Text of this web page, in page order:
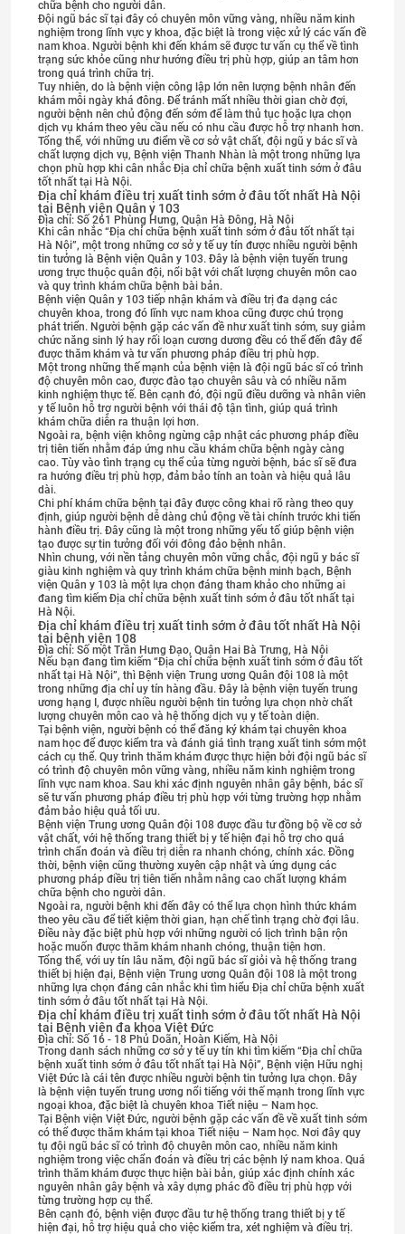
chữa bệnh cho người dân.
Đội ngũ bác sĩ tại đây có chuyên môn vững vàng, nhiều năm kinh
nghiệm trong lĩnh vực y khoa, đặc biệt là trong việc xử lý các vấn đề
nam khoa. Người bệnh khi đến khám sẽ được tư vấn cụ thể về tình
trạng sức khỏe cũng như hướng điều trị phù hợp, giúp an tâm hơn
trong quá trình chữa trị.
Tuy nhiên, do là bệnh viện công lập lớn nên lượng bệnh nhân đến
khám mỗi ngày khá đông. Để tránh mất nhiều thời gian chờ đợi,
người bệnh nên chủ động đến sớm để làm thủ tục hoặc lựa chọn
dịch vụ khám theo yêu cầu nếu có nhu cầu được hỗ trợ nhanh hơn.
Tổng thể, với những ưu điểm về cơ sở vật chất, đội ngũ y bác sĩ và
chất lượng dịch vụ, Bệnh viện Thanh Nhàn là một trong những lựa
chọn phù hợp khi cân nhắc Địa chỉ chữa bệnh xuất tinh sớm ở đâu
tốt nhất tại Hà Nội.
Địa chỉ khám điều trị xuất tinh sớm ở đâu tốt nhất Hà Nội
tại Bệnh viện Quân y 103
Địa chỉ: Số 261 Phùng Hưng, Quận Hà Đông, Hà Nội
Khi cân nhắc “Địa chỉ chữa bệnh xuất tinh sớm ở đâu tốt nhất tại
Hà Nội”, một trong những cơ sở y tế uy tín được nhiều người bệnh
tin tưởng là Bệnh viện Quân y 103. Đây là bệnh viện tuyến trung
ương trực thuộc quân đội, nổi bật với chất lượng chuyên môn cao
và quy trình khám chữa bệnh bài bản.
Bệnh viện Quân y 103 tiếp nhận khám và điều trị đa dạng các
chuyên khoa, trong đó lĩnh vực nam khoa cũng được chú trọng
phát triển. Người bệnh gặp các vấn đề như xuất tinh sớm, suy giảm
chức năng sinh lý hay rối loạn cương dương đều có thể đến đây để
được thăm khám và tư vấn phương pháp điều trị phù hợp.
Một trong những thế mạnh của bệnh viện là đội ngũ bác sĩ có trình
độ chuyên môn cao, được đào tạo chuyên sâu và có nhiều năm
kinh nghiệm thực tế. Bên cạnh đó, đội ngũ điều dưỡng và nhân viên
y tế luôn hỗ trợ người bệnh với thái độ tận tình, giúp quá trình
khám chữa diễn ra thuận lợi hơn.
Ngoài ra, bệnh viện không ngừng cập nhật các phương pháp điều
trị tiên tiến nhằm đáp ứng nhu cầu khám chữa bệnh ngày càng
cao. Tùy vào tình trạng cụ thể của từng người bệnh, bác sĩ sẽ đưa
ra hướng điều trị phù hợp, đảm bảo tính an toàn và hiệu quả lâu
dài.
Chi phí khám chữa bệnh tại đây được công khai rõ ràng theo quy
định, giúp người bệnh dễ dàng chủ động về tài chính trước khi tiến
hành điều trị. Đây cũng là một trong những yếu tố giúp bệnh viện
tạo được sự tin tưởng đối với đông đảo bệnh nhân.
Nhìn chung, với nền tảng chuyên môn vững chắc, đội ngũ y bác sĩ
giàu kinh nghiệm và quy trình khám chữa bệnh minh bạch, Bệnh
viện Quân y 103 là một lựa chọn đáng tham khảo cho những ai
đang tìm kiếm Địa chỉ chữa bệnh xuất tinh sớm ở đâu tốt nhất tại
Hà Nội.
Địa chỉ khám điều trị xuất tinh sớm ở đâu tốt nhất Hà Nội
tại bệnh viện 108
Địa chỉ: Số một Trần Hưng Đạo, Quận Hai Bà Trưng, Hà Nội
Nếu bạn đang tìm kiếm “Địa chỉ chữa bệnh xuất tinh sớm ở đâu tốt
nhất tại Hà Nội”, thì Bệnh viện Trung ương Quân đội 108 là một
trong những địa chỉ uy tín hàng đầu. Đây là bệnh viện tuyến trung
ương hạng I, được nhiều người bệnh tin tưởng lựa chọn nhờ chất
lượng chuyên môn cao và hệ thống dịch vụ y tế toàn diện.
Tại bệnh viện, người bệnh có thể đăng ký khám tại chuyên khoa
nam học để được kiểm tra và đánh giá tình trạng xuất tinh sớm một
cách cụ thể. Quy trình thăm khám được thực hiện bởi đội ngũ bác sĩ
có trình độ chuyên môn vững vàng, nhiều năm kinh nghiệm trong
lĩnh vực nam khoa. Sau khi xác định nguyên nhân gây bệnh, bác sĩ
sẽ tư vấn phương pháp điều trị phù hợp với từng trường hợp nhằm
đảm bảo hiệu quả tối ưu.
Bệnh viện Trung ương Quân đội 108 được đầu tư đồng bộ về cơ sở
vật chất, với hệ thống trang thiết bị y tế hiện đại hỗ trợ cho quá
trình chẩn đoán và điều trị diễn ra nhanh chóng, chính xác. Đồng
thời, bệnh viện cũng thường xuyên cập nhật và ứng dụng các
phương pháp điều trị tiên tiến nhằm nâng cao chất lượng khám
chữa bệnh cho người dân.
Ngoài ra, người bệnh khi đến đây có thể lựa chọn hình thức khám
theo yêu cầu để tiết kiệm thời gian, hạn chế tình trạng chờ đợi lâu.
Điều này đặc biệt phù hợp với những người có lịch trình bận rộn
hoặc muốn được thăm khám nhanh chóng, thuận tiện hơn.
Tổng thể, với uy tín lâu năm, đội ngũ bác sĩ giỏi và hệ thống trang
thiết bị hiện đại, Bệnh viện Trung ương Quân đội 108 là một trong
những lựa chọn đáng cân nhắc khi tìm hiểu Địa chỉ chữa bệnh xuất
tinh sớm ở đâu tốt nhất tại Hà Nội.
Địa chỉ khám điều trị xuất tinh sớmở đâu tốt nhất Hà Nội
tại Bệnh viện đa khoa Việt Đức
Địa chỉ: Số 16 - 18 Phủ Doãn, Hoàn Kiếm, Hà Nội
Trong danh sách những cơ sở y tế uy tín khi tìm kiếm “Địa chỉ chữa
bệnh xuất tinh sớm ở đâu tốt nhất tại Hà Nội”, Bệnh viện Hữu nghị
Việt Đức là cái tên được nhiều người bệnh tin tưởng lựa chọn. Đây
là bệnh viện tuyến trung ương nổi tiếng với thế mạnh trong lĩnh vực
ngoại khoa, đặc biệt là chuyên khoa Tiết niệu – Nam học.
Tại Bệnh viện Việt Đức, người bệnh gặp các vấn đề về xuất tinh sớm
có thể được thăm khám tại khoa Tiết niệu – Nam học. Nơi đây quy
tụ đội ngũ bác sĩ có trình độ chuyên môn cao, nhiều năm kinh
nghiệm trong việc chẩn đoán và điều trị các bệnh lý nam khoa. Quá
trình thăm khám được thực hiện bài bản, giúp xác định chính xác
nguyên nhân gây bệnh và xây dựng phác đồ điều trị phù hợp với
từng trường hợp cụ thể.
Bên cạnh đó, bệnh viện được đầu tư hệ thống trang thiết bị y tế
hiện đại, hỗ trợ hiệu quả cho việc kiểm tra, xét nghiệm và điều trị.